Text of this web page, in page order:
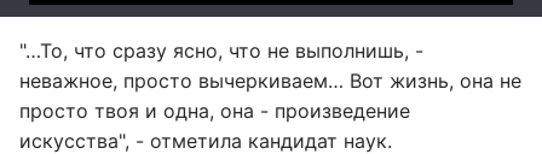
"…То, что сразу ясно, что не выполнишь, -
неважное, просто вычеркиваем… Вот жизнь, она не
просто твоя и одна, она - произведение
искусства", - отметила кандидат наук.